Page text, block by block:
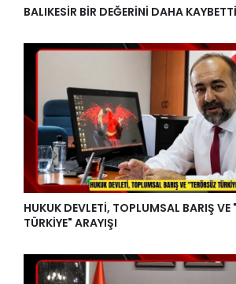
BALIKESİR BİR DEĞERİNİ DAHA KAYBETTİ
HUKUK DEVLETİ, TOPLUMSAL BARIŞ VE
TÜRKİYE" ARAYIŞI